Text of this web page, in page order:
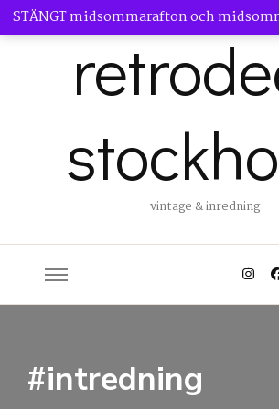
STÄNGT midsommarafton och
vintage & inredning
#intredning